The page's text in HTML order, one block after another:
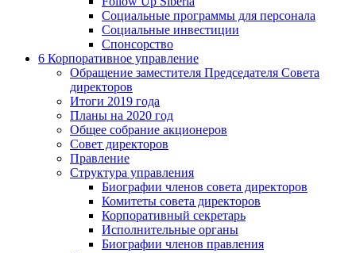
Социальные программы для персонала
Социальные инвестиции
Спонсорство
6 Корпоративное управление
Обращение заместителя Председателя Совета
директоров
Итоги 2019 года
Планы на 2020 год
Общее собрание акционеров
Совет директоров
Правление
Структура управления
Биографии членов совета директоров
Комитеты совета директоров
Корпоративный секретарь
Исполнительные органы
Биографии членов правления